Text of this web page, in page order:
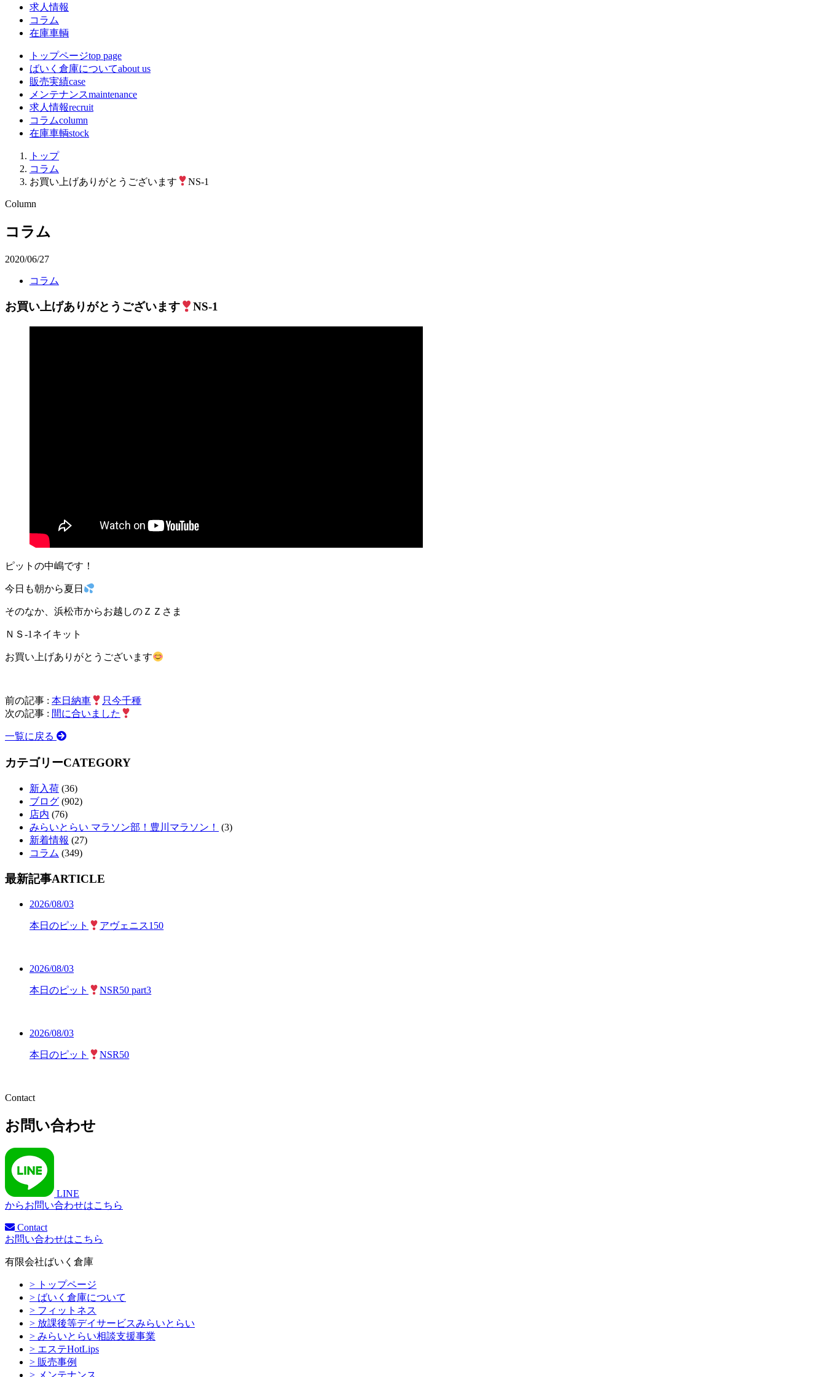
求人情報
コラム
在庫車輌
トップページtop page
ばいく倉庫についてabout us
販売実績case
メンテナンスmaintenance
求人情報recruit
コラムcolumn
在庫車輌stock
トップ
コラム
お買い上げありがとうございます
NS-1
Column
コラム
2020/06/27
コラム
お買い上げありがとうございます NS-1
ピットの中嶋です！
今日も朝から夏日
そのなか、浜松市からお越しのＺＺさま
ＮＳ-1ネイキット
お買い上げありがとうございます
前の記事 : 本日納車
只今千種
次の記事 : 間に合いました
一覧に戻る
カテゴリーCATEGORY
新入荷 (36)
ブログ (902)
店内 (76)
みらいとらい マラソン部！豊川マラソン！
(3)
新着情報 (27)
コラム (349)
最新記事ARTICLE
2026/08/03
本日のピット アヴェニス150
2026/08/03
本日のピット NSR50 part3
2026/08/03
本日のピット NSR50
Contact
お問い合わせ
LINE
からお問い合わせはこちら
Contact
お問い合わせはこちら
有限会社ばいく倉庫
> トップページ
> ばいく倉庫について
> フィットネス
> 放課後等デイサービスみらいとらい
> みらいとらい相談支援事業
> エステHotLips
> 販売事例
> メンテナンス